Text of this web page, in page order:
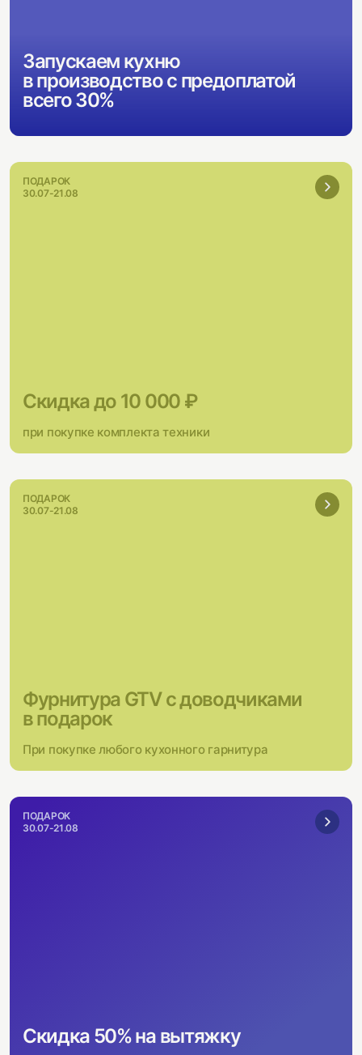
Запускаем кухню
в производство с предоплатой
всего 30%
ПОДАРОК
30.07-21.08
Скидка до 10 000 ₽
при покупке комплекта техники
ПОДАРОК
30.07-21.08
Фурнитура GTV с доводчиками
в подарок
При покупке любого кухонного гарнитура
ПОДАРОК
30.07-21.08
Скидка 50% на вытяжку